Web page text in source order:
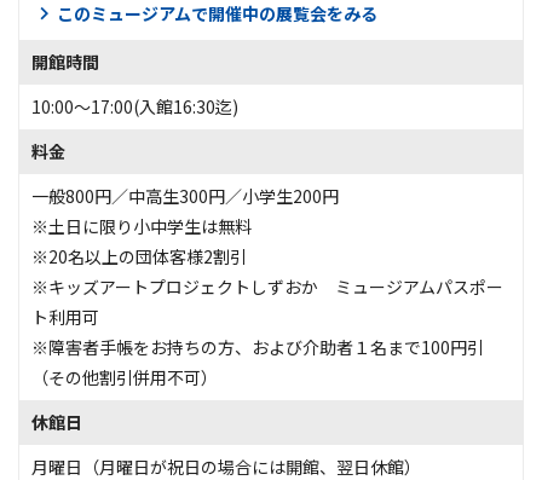
このミュージアムで開催中の展覧会をみる
開館時間
10:00～17:00(入館16:30迄)
料金
一般800円／中高生300円／小学生200円
※土日に限り小中学生は無料
※20名以上の団体客様2割引
※キッズアートプロジェクトしずおか ミュージアムパスポー
ト利用可
※障害者手帳をお持ちの方、および介助者１名まで100円引
（その他割引併用不可）
休館日
月曜日（月曜日が祝日の場合には開館、翌日休館）